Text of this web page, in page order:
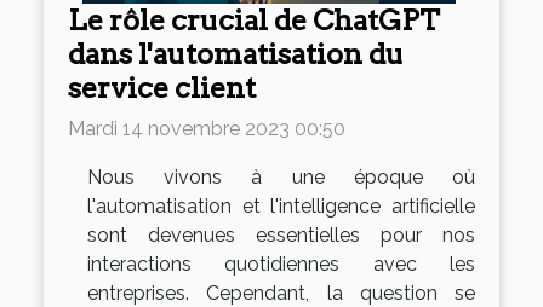
Le rôle crucial de ChatGPT
dans l'automatisation du
service client
Mardi 14 novembre 2023 00:50
Nous vivons à une époque où
l'automatisation et l'intelligence artificielle
sont devenues essentielles pour nos
interactions quotidiennes avec les
entreprises. Cependant, la question se